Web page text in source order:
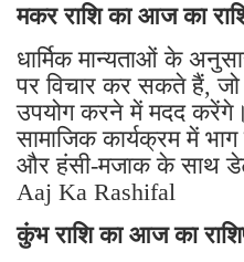
मकर राशि का आज का
धार्मिक मान्यताओं के
पर विचार कर सकते हैं,
उपयोग करने में मदद
सामाजिक कार्यक्रम में
और हंसी-मजाक के साथ
Aaj Ka Rashifal
कुंभ राशि का आज का